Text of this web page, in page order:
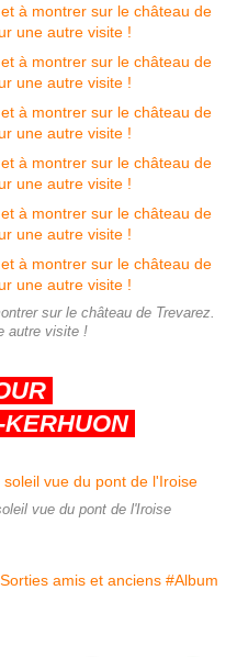
sur le château de Trevarez.
autre visite !
vue du pont de l'Iroise
amis et anciens #Album